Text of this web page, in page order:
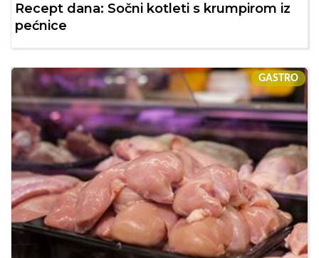
Recept dana: Sočni kotleti s krumpirom iz
pećnice
GASTRO